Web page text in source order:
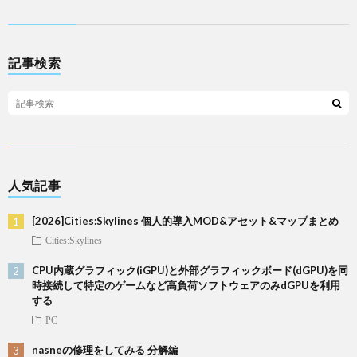
記事検索
人気記事
[2026]Cities:Skylines 個人的導入MOD&アセット&マップまとめ
Cities:Skylines
CPU内蔵グラフィック(iGPU)と外部グラフィックボード(dGPU)を同
時接続して特定のゲームなど高負荷ソフトウェアのみdGPUを利用
する
PC
nasneの修理をしてみる 分解編